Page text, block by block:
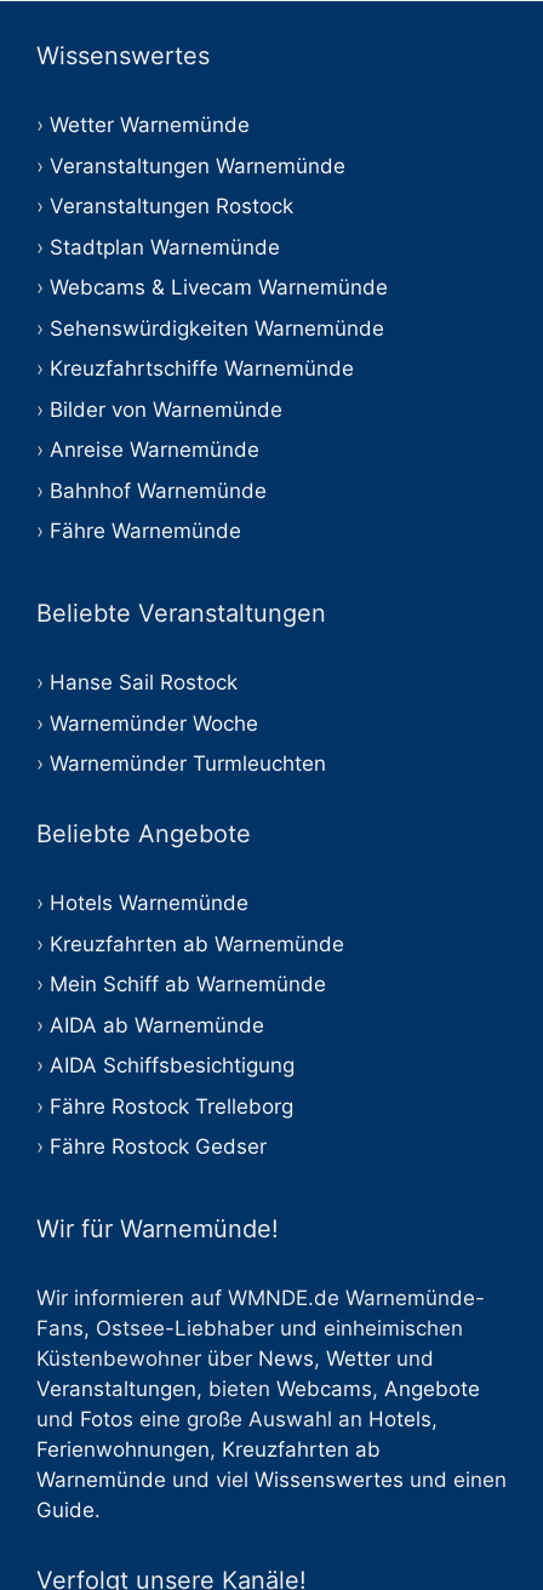
Wissenswertes
Wetter Warnemünde
Veranstaltungen Warnemünde
Veranstaltungen Rostock
Stadtplan Warnemünde
Webcams & Livecam Warnemünde
Sehenswürdigkeiten Warnemünde
Kreuzfahrtschiffe Warnemünde
Bilder von Warnemünde
Anreise Warnemünde
Bahnhof Warnemünde
Fähre Warnemünde
Beliebte Veranstaltungen
Hanse Sail Rostock
Warnemünder Woche
Warnemünder Turmleuchten
Beliebte Angebote
Hotels Warnemünde
Kreuzfahrten ab Warnemünde
Mein Schiff ab Warnemünde
AIDA ab Warnemünde
AIDA Schiffsbesichtigung
Fähre Rostock Trelleborg
Fähre Rostock Gedser
Wir für Warnemünde!
Wir informieren auf WMNDE.de Warnemünde-
Fans, Ostsee-Liebhaber und einheimischen
Küstenbewohner über News, Wetter und
Veranstaltungen, bieten Webcams, Angebote
und Fotos eine große Auswahl an Hotels,
Ferienwohnungen, Kreuzfahrten ab
Warnemünde und viel Wissenswertes und einen
Guide.
Verfolgt unsere Kanäle!